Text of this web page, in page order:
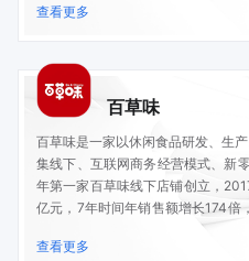
理、育婴早教、产康护理、家电清
查看更多
百草味
百草味是一家以休闲食品研发、生
集线下、互联网商务经营模式、新
年第一家百草味线下店铺创立，
亿元，7年时间年销售额增长174
余人，成为全国休闲食品巨头企业
境电子商务综合实验区首批试点企
查看更多